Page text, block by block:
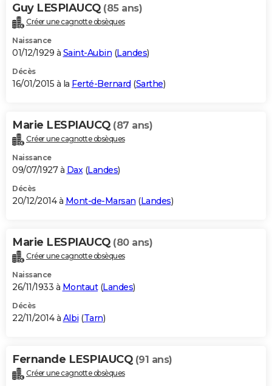
Guy LESPIAUCQ (85 ans)
Créer une cagnotte obsèques
Naissance
01/12/1929 à Saint-Aubin (Landes)
Décès
16/01/2015 à la Ferté-Bernard (Sarthe)
Marie LESPIAUCQ (87 ans)
Créer une cagnotte obsèques
Naissance
09/07/1927 à Dax(Landes)
Décès
20/12/2014 à Mont-de-Marsan (Landes)
Marie LESPIAUCQ (80 ans)
Créer une cagnotte obsèques
Naissance
26/11/1933 à Montaut(Landes)
Décès
22/11/2014 à Albi (Tarn)
Fernande LESPIAUCQ (91 ans)
Créer une cagnotte obsèques